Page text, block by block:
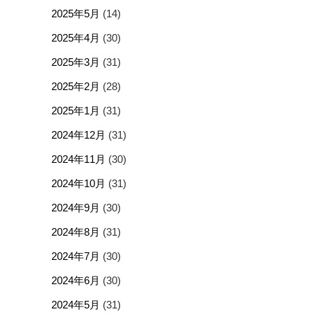
2025年5月 (14)
2025年4月 (30)
2025年3月 (31)
2025年2月 (28)
2025年1月 (31)
2024年12月 (31)
2024年11月 (30)
2024年10月 (31)
2024年9月 (30)
2024年8月 (31)
2024年7月 (30)
2024年6月 (30)
2024年5月 (31)